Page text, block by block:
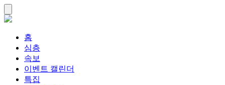
홈
심층
속보
이벤트 캘린더
특집